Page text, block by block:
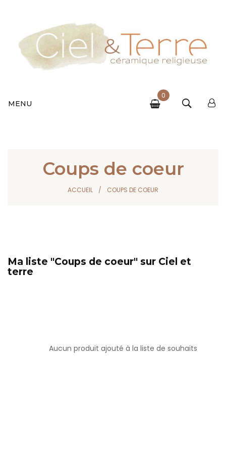
MENU
0
Coups de coeur
ACCUEIL COUPS DE COEUR
Ma liste "Coups de coeur" sur Ciel et
terre
Aucun produit ajouté à la liste de souhaits